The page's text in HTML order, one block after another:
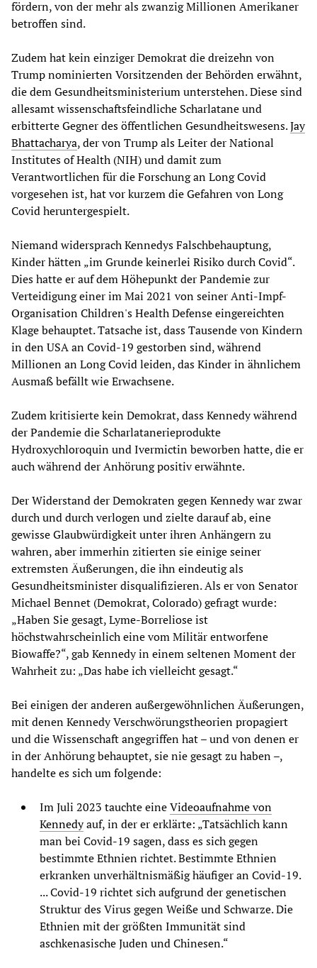
fördern, von der mehr als zwanzig Millionen Amerikaner
betroffen sind.
Zudem hat kein einziger Demokrat die dreizehn von
Trump nominierten Vorsitzenden der Behörden erwähnt,
die dem Gesundheitsministerium unterstehen. Diese sind
allesamt wissenschaftsfeindliche Scharlatane und
erbitterte Gegner des öffentlichen Gesundheitswesens.Jay
Bhattacharya, der von Trump als Leiter der National
Institutes of Health (NIH) und damit zum
Verantwortlichen für die Forschung an Long Covid
vorgesehen ist, hat vor kurzem die Gefahren von Long
Covid heruntergespielt.
Niemand widersprach Kennedys Falschbehauptung,
Kinder hätten „im Grunde keinerlei Risiko durch Covid“.
Dies hatte er auf dem Höhepunkt der Pandemie zur
Verteidigung einer im Mai 2021 von seiner Anti-Impf-
Organisation Children's Health Defense eingereichten
Klage behauptet. Tatsache ist, dass Tausende von Kindern
in den USA an Covid-19 gestorben sind, während
Millionen an Long Covid leiden, das Kinder in ähnlichem
Ausmaß befällt wie Erwachsene.
Zudem kritisierte kein Demokrat, dass Kennedy während
der Pandemie die Scharlatanerieprodukte
Hydroxychloroquin und Ivermictin beworben hatte, die er
auch während der Anhörung positiv erwähnte.
Der Widerstand der Demokraten gegen Kennedy war zwar
durch und durch verlogen und zielte darauf ab, eine
gewisse Glaubwürdigkeit unter ihren Anhängern zu
wahren, aber immerhin zitierten sie einige seiner
extremsten Äußerungen, die ihn eindeutig als
Gesundheitsminister disqualifizieren. Als er von Senator
Michael Bennet (Demokrat, Colorado) gefragt wurde:
„Haben Sie gesagt, Lyme-Borreliose ist
höchstwahrscheinlich eine vom Militär entworfene
Biowaffe?“, gab Kennedy in einem seltenen Moment der
Wahrheit zu: „Das habe ich vielleicht gesagt.“
Bei einigen der anderen außergewöhnlichen Äußerungen,
mit denen Kennedy Verschwörungstheorien propagiert
und die Wissenschaft angegriffen hat – und von denen er
in der Anhörung behauptet, sie nie gesagt zu haben –,
handelte es sich um folgende:
Im Juli 2023 tauchte eineVideoaufnahme von
Kennedyauf, in der er erklärte: „Tatsächlich kann
man bei Covid-19 sagen, dass es sich gegen
bestimmte Ethnien richtet. Bestimmte Ethnien
erkranken unverhältnismäßig häufiger an Covid-19.
... Covid-19 richtet sich aufgrund der genetischen
Struktur des Virus gegen Weiße und Schwarze. Die
Ethnien mit der größten Immunität sind
aschkenasische Juden und Chinesen.“